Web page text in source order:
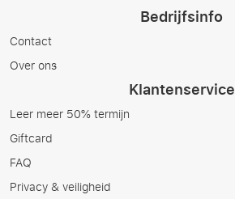
Bedrijfsinfo
Contact
Over ons
Klantenservice
Leer meer 50% termijn
Giftcard
FAQ
Privacy & veiligheid